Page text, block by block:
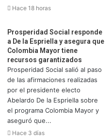
Hace 18 horas
Prosperidad Social responde
a De la Espriella y asegura que
Colombia Mayor tiene
recursos garantizados
Prosperidad Social salió al paso
de las afirmaciones realizadas
por el presidente electo
Abelardo De la Espriella sobre
el programa Colombia Mayor y
aseguró que...
Hace 3 días